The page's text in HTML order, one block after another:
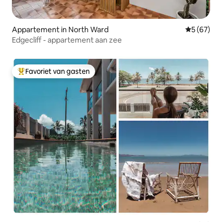
Appartement in North Ward
5 (67)
Edgecliff - appartement aan zee
Topfavoriet van gasten
Favoriet van gasten